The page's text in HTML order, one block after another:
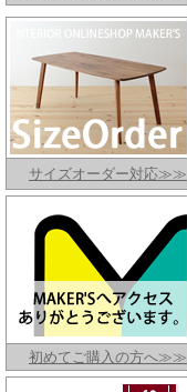
サイズオーダー対応≫≫
初めてご購入の方へ≫≫